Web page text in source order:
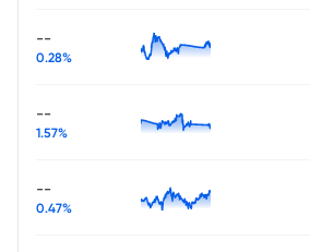
--
0.28%
--
1.57%
--
0.47%